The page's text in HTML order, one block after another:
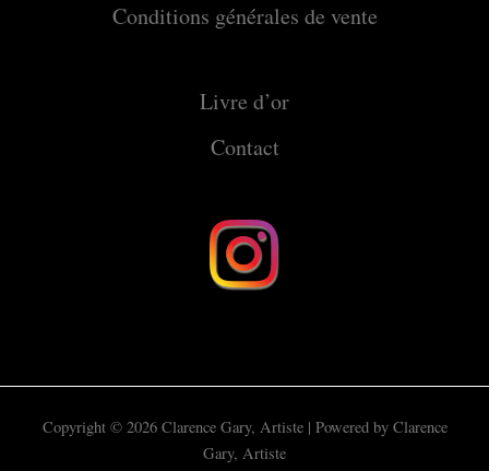
Conditions générales de vente
Livre d’or
Contact
Copyright © 2026 Clarence Gary, Artiste | Powered by Clarence
Gary, Artiste